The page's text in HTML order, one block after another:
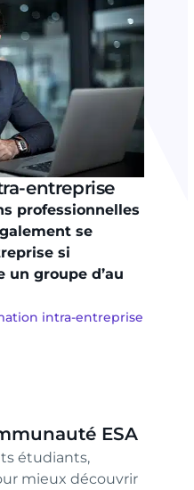
entreprise
professionnelles
se
si
un groupe d’au
intra-entreprise
ESA
étudiants,
mieux découvrir